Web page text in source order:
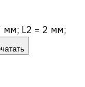
мм; L2 = 2 мм;